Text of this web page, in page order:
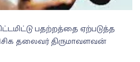
பதற்றத்தை ஏற்படுத்த
தலைவர் திருமாவளவன்